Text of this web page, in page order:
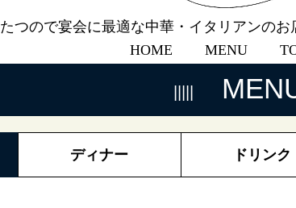
たつので宴会に最適な中華・イタリアンの
HOME
MENU
ディナー ドリンク